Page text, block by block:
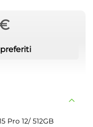
Pro 12/ 512GB